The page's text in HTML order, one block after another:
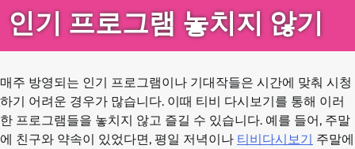
인기 프로그램 놓치지 않기
매주 방영되는 인기 프로그램이나 기대작들은 시간에 맞춰 시청
하기 어려운 경우가 많습니다. 이때 티비 다시보기를 통해 이러
한 프로그램들을 놓치지 않고 즐길 수 있습니다. 예를 들어, 주말
에 친구와 약속이 있었다면, 평일 저녁이나 티비다시보기 주말에